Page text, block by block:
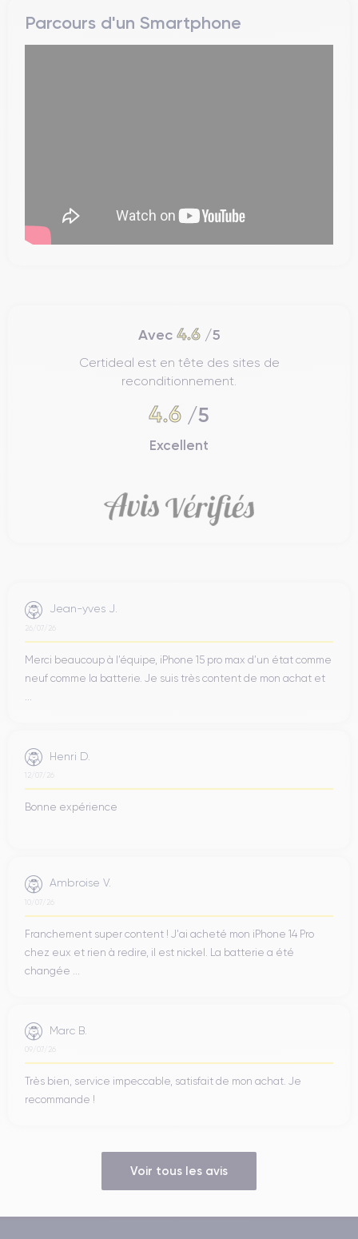
Parcours d'un Smartphone
Avec 4.6/5
Certideal est en tête des sites de
reconditionnement.
4.6 /5
Excellent
Jean-yves J.
26/07/26
Merci beaucoup à l’équipe, iPhone 15 pro max d’un état comme
neuf comme la batterie. Je suis très content de mon achat et
Henri D.
12/07/26
Bonne expérience
Ambroise V.
10/07/26
Franchement super content ! J'ai acheté mon iPhone 14 Pro
chez eux et rien à redire, il est nickel. La batterie a été
changée ...
Marc B.
09/07/26
Très bien, service impeccable, satisfait de mon achat. Je
recommande !
Voir tous les avis